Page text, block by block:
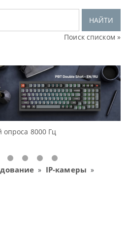
НАЙТИ
Поиск списком »
опроса 8000 Гц
» IP-камеры »